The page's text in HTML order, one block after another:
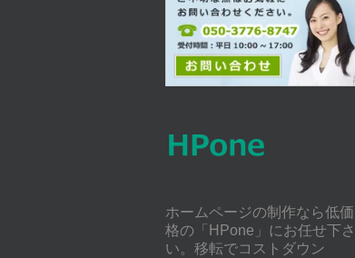
ホームページの制作なら低価
格の「HPone」にお任せ下さ
い。移転でコストダウン